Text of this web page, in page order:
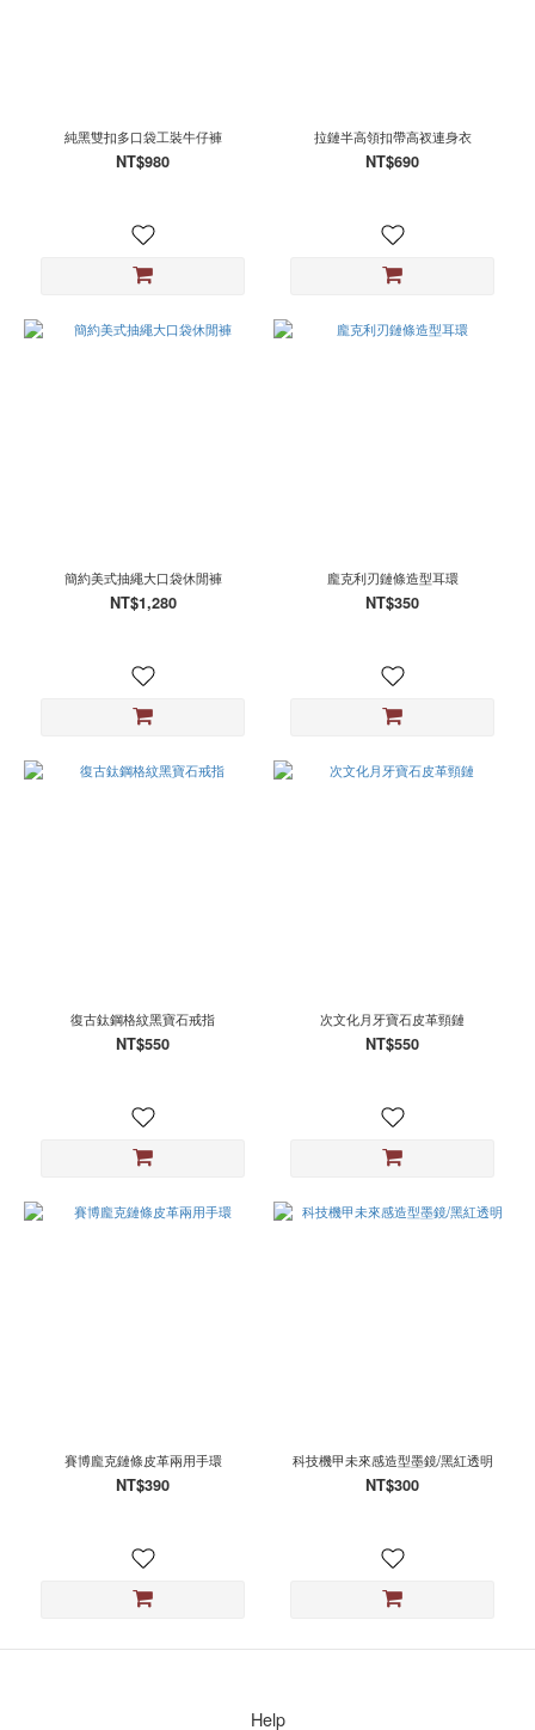
純黑雙扣多口袋工裝牛仔褲
NT$980
拉鏈半高領扣帶高衩連身衣
NT$690
簡約美式抽繩大口袋休閒褲
NT$1,280
龐克利刃鏈條造型耳環
NT$350
復古鈦鋼格紋黑寶石戒指
NT$550
次文化月牙寶石皮革頸鏈
NT$550
賽博龐克鏈條皮革兩用手環
NT$390
科技機甲未來感造型墨鏡/黑紅透明
NT$300
Help